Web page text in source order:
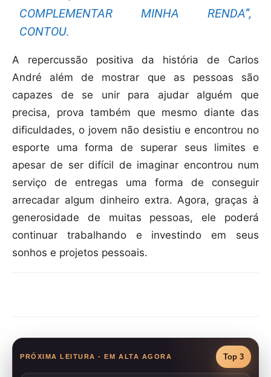
COMPLEMENTAR MINHA RENDA”,
CONTOU.
A repercussão positiva da história de Carlos
André além de mostrar que as pessoas são
capazes de se unir para ajudar alguém que
precisa, prova também que mesmo diante das
dificuldades, o jovem não desistiu e encontrou no
esporte uma forma de superar seus limites e
apesar de ser difícil de imaginar encontrou num
serviço de entregas uma forma de conseguir
arrecadar algum dinheiro extra. Agora, graças à
generosidade de muitas pessoas, ele poderá
continuar trabalhando e investindo em seus
sonhos e projetos pessoais.
PRÓXIMA LEITURA - EM ALTA AGORA Top 3